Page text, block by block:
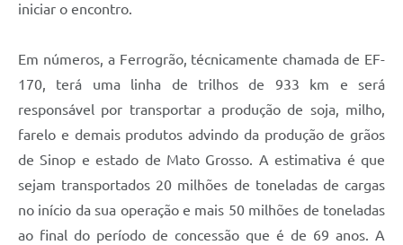
iniciar o encontro.
Em números, a Ferrogrão, técnicamente chamada de EF-
170, terá uma linha de trilhos de 933 km e será
responsável por transportar a produção de soja, milho,
farelo e demais produtos advindo da produção de grãos
de Sinop e estado de Mato Grosso. A estimativa é que
sejam transportados 20 milhões de toneladas de cargas
no início da sua operação e mais 50 milhões de toneladas
ao final do período de concessão que é de 69 anos. A